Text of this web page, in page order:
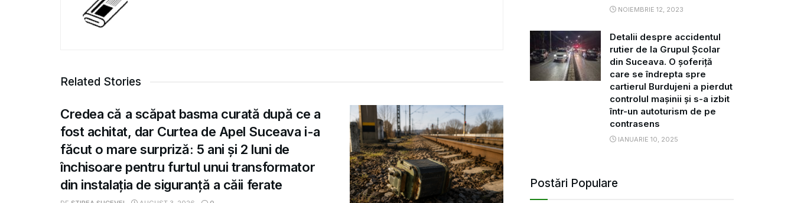
Related Stories
Credea că a scăpat basma curată după ce a
fost achitat, dar Curtea de Apel Suceava i-a
făcut o mare surpriză: 5 ani și 2 luni de
închisoare pentru furtul unui transformator
din instalația de siguranță a căii ferate
NOIEMBRIE 12, 2023
Detalii despre accidentul
rutier de la Grupul Școlar
din Suceava. O șoferiță
care se îndrepta spre
cartierul Burdujeni a pierdut
controlul mașinii și s-a izbit
într-un autoturism de pe
contrasens
IANUARIE 10, 2025
Postări Populare